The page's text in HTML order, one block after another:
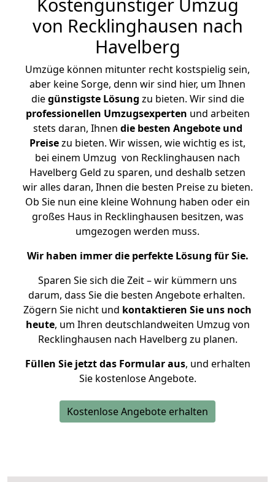
von Recklinghausen nach
Havelberg
Umzüge können mitunter recht kostspielig sein,
aber keine Sorge, denn wir sind hier, um Ihnen
diegünstigste Lösung zu bieten. Wir sind die
professionellen Umzugsexperten und arbeiten
stets daran, Ihnen die besten Angebote und
Preisezu bieten. Wir wissen, wie wichtig es ist,
bei einem Umzug von Recklinghausen nach
Havelberg Geld zu sparen, und deshalb setzen
wir alles daran, Ihnen die besten Preise zu bieten.
Ob Sie nun eine kleine Wohnung haben oder ein
großes Haus in Recklinghausen besitzen, was
umgezogen werden muss.
Wir haben immer die perfekte Lösung für Sie.
Sparen Sie sich die Zeit – wir kümmern uns
darum, dass Sie die besten Angebote erhalten.
Zögern Sie nicht und kontaktieren Sie uns noch
heute, um Ihren deutschlandweiten Umzug von
Recklinghausen nach Havelberg zu planen.
Füllen Sie jetzt das Formular aus, und erhalten
Sie kostenlose Angebote.
Kostenlose Angebote erhalten